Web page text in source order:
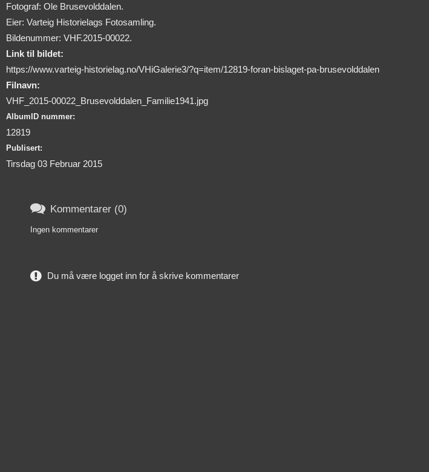
Fotograf: Ole Brusevolddalen.
Eier: Varteig Historielags Fotosamling.
Bildenummer: VHF.2015-00022.
Link til bildet:
https://www.varteig-historielag.no/VHiGalerie3/?q=item/12819-foran-bislaget-pa-brusevolddalen
Filnavn:
VHF_2015-00022_Brusevolddalen_Familie1941.jpg
AlbumID nummer:
12819
Publisert:
Tirsdag 03 Februar 2015
 Kommentarer (0)
Ingen kommentarer
Du må være logget inn for å skrive kommentarer